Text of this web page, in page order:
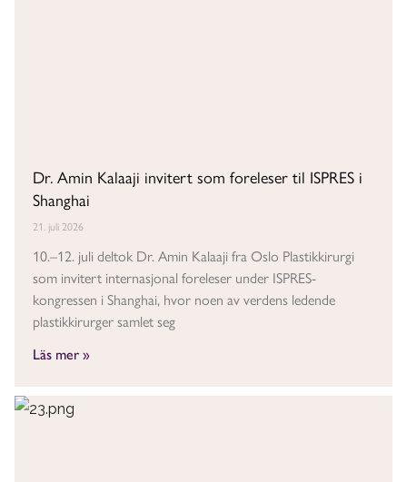
Dr. Amin Kalaaji invitert som foreleser til ISPRES i
Shanghai
21. juli 2026
10.–12. juli deltok Dr. Amin Kalaaji fra Oslo Plastikkirurgi
som invitert internasjonal foreleser under ISPRES-
kongressen i Shanghai, hvor noen av verdens ledende
plastikkirurger samlet seg
Läs mer »